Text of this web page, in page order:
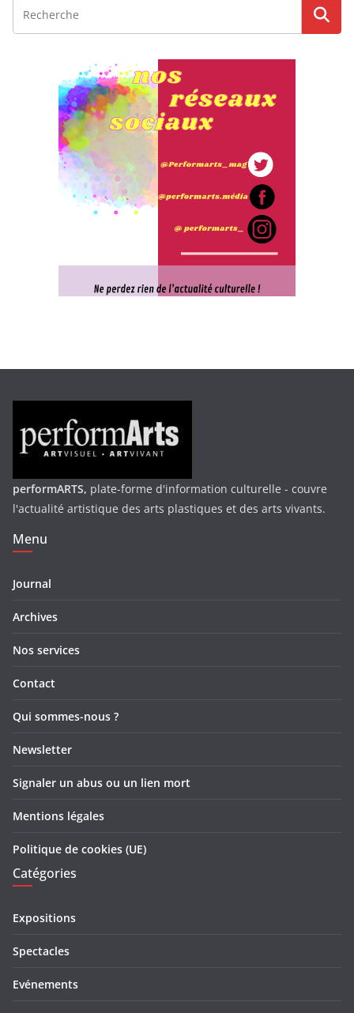
performARTS, plate-forme d'information culturelle - couvre
l'actualité artistique des arts plastiques et des arts vivants.
Menu
Journal
Archives
Nos services
Contact
Qui sommes-nous ?
Newsletter
Signaler un abus ou un lien mort
Mentions légales
Politique de cookies (UE)
Catégories
Expositions
Spectacles
Evénements